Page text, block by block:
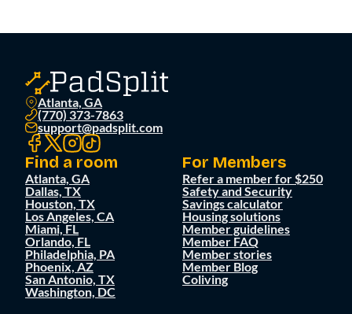
Atlanta, GA
(770) 373-7863
support@padsplit.com
Find a room
Atlanta, GA
Dallas, TX
Houston, TX
Los Angeles, CA
Miami, FL
Orlando, FL
Philadelphia, PA
Phoenix, AZ
San Antonio, TX
Washington, DC
For Members
Refer a member for $250
Safety and Security
Savings calculator
Housing solutions
Member guidelines
Member FAQ
Member stories
Member Blog
Coliving